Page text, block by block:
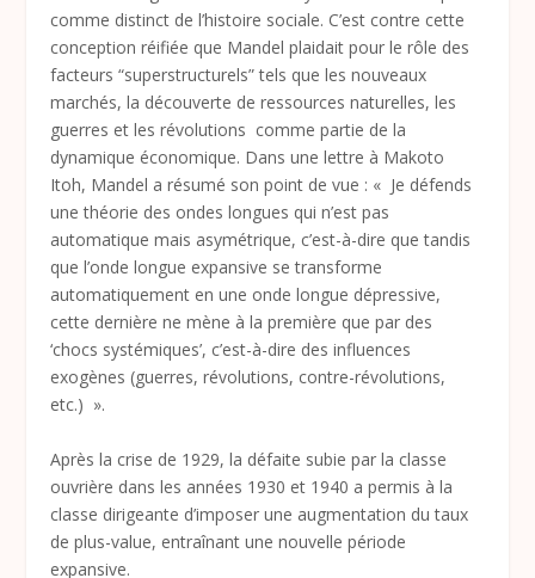
comme distinct de l’histoire sociale. C’est contre cette
conception réifiée que Mandel plaidait pour le rôle des
facteurs “superstructurels” tels que les nouveaux
marchés, la découverte de ressources naturelles, les
guerres et les révolutions comme partie de la
dynamique économique. Dans une lettre à Makoto
Itoh, Mandel a résumé son point de vue : « Je défends
une théorie des ondes longues qui n’est pas
automatique mais asymétrique, c’est-à-dire que tandis
que l’onde longue expansive se transforme
automatiquement en une onde longue dépressive,
cette dernière ne mène à la première que par des
‘chocs systémiques’, c’est-à-dire des influences
exogènes (guerres, révolutions, contre-révolutions,
etc.) ».
Après la crise de 1929, la défaite subie par la classe
ouvrière dans les années 1930 et 1940 a permis à la
classe dirigeante d’imposer une augmentation du taux
de plus-value, entraînant une nouvelle période
expansive.